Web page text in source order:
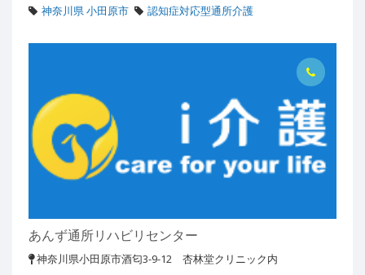
神奈川県 小田原市
認知症対応型通所介護
あんず通所リハビリセンター
神奈川県小田原市酒匂3-9-12 杏林堂クリニック内